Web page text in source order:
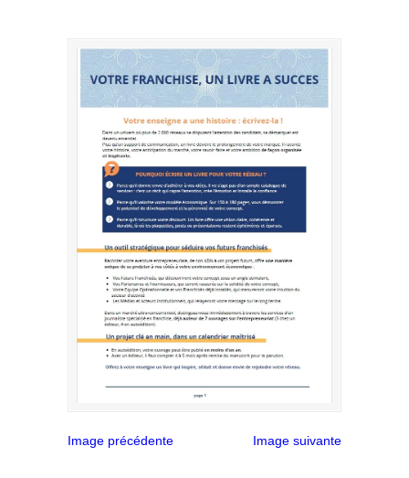
Image précédente Image suivante